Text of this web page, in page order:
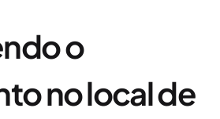
o
no local de